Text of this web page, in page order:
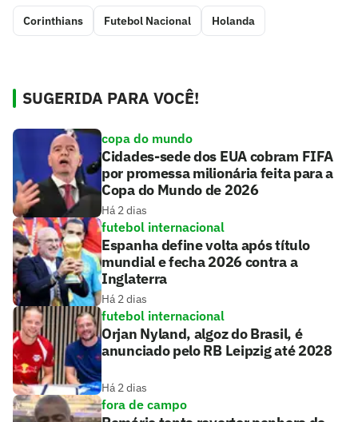
Corinthians Futebol Nacional Holanda
SUGERIDA PARA VOCÊ!
copa do mundo
Cidades-sede dos EUA cobram FIFA
por promessa milionária feita para a
Copa do Mundo de 2026
Há 2 dias
futebol internacional
Espanha define volta após título
mundial e fecha 2026 contra a
Inglaterra
Há 2 dias
futebol internacional
Orjan Nyland, algoz do Brasil, é
anunciado pelo RB Leipzig até 2028
Há 2 dias
fora de campo